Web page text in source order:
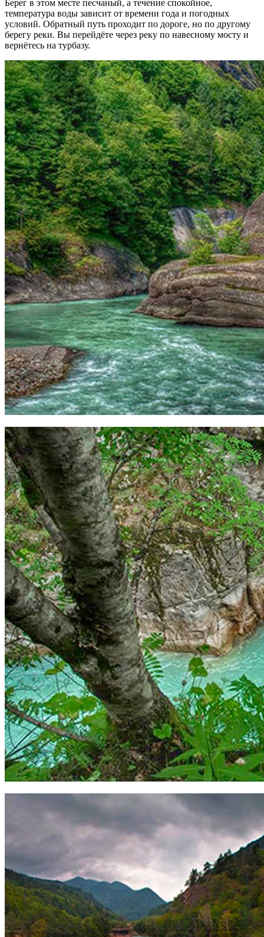
Берег в этом месте песчаный, а течение спокойное,
температура воды зависит от времени года и погодных
условий. Обратный путь проходит по дороге, но по другому
берегу реки. Вы перейдёте через реку по навесному мосту и
вернётесь на турбазу.